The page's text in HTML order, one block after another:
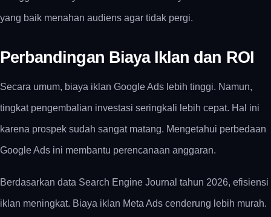
yang baik menahan audiens agar tidak pergi.
Perbandingan Biaya Iklan dan ROI
Secara umum, biaya iklan Google Ads lebih tinggi. Namun,
tingkat pengembalian investasi seringkali lebih cepat. Hal ini
karena prospek sudah sangat matang. Mengetahui perbedaan
Google Ads ini membantu perencanaan anggaran.
Berdasarkan data Search Engine Journal tahun 2026, efisiensi
iklan meningkat. Biaya iklan Meta Ads cenderung lebih murah.